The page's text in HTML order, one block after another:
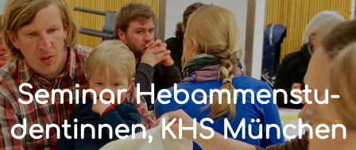
Seminar Hebammen­stu­
dent­innen, KHS München